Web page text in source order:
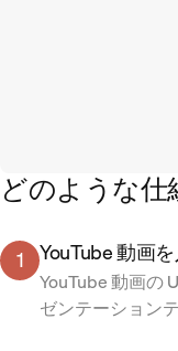
どのような仕
1 YouTube 動画
YouTube 動画の
ゼンテーション